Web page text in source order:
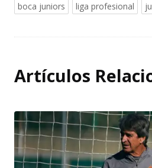
boca juniors
liga profesional
Artículos